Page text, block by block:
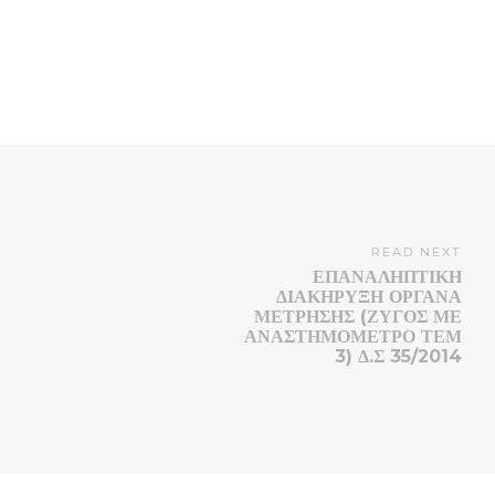
READ NEXT
ΕΠΑΝΑΛΗΠΤΙΚΗ
ΔΙΑΚΗΡΥΞΗ ΟΡΓΑΝΑ
ΜΕΤΡΗΣΗΣ (ΖΥΓΟΣ ΜΕ
ΑΝΑΣΤΗΜΟΜΕΤΡΟ ΤΕΜ
3) Δ.Σ 35/2014